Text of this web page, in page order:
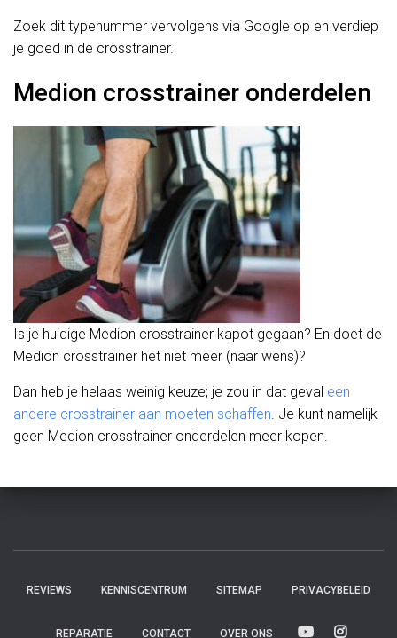
Zoek dit typenummer vervolgens via Google op en verdiep
je goed in de crosstrainer.
Medion crosstrainer onderdelen
Is je huidige Medion crosstrainer kapot gegaan? En doet de
Medion crosstrainer het niet meer (naar wens)?
Dan heb je helaas weinig keuze; je zou in dat geval een
andere crosstrainer aan moeten schaffen. Je kunt namelijk
geen Medion crosstrainer onderdelen meer kopen.
REVIEWS KENNISCENTRUM SITEMAP PRIVACYBELEID
REPARATIE CONTACT OVER ONS